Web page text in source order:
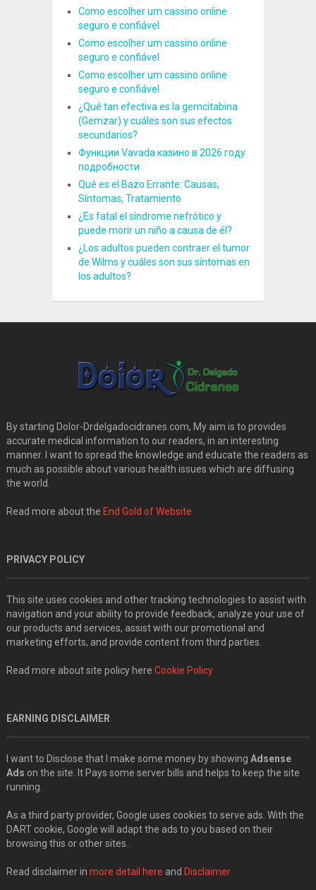
Como escolher um cassino online
seguro e confiável
Como escolher um cassino online
seguro e confiável
Como escolher um cassino online
seguro e confiável
¿Qué tan efectiva es la gemcitabina
(Gemzar) y cuáles son sus efectos
secundarios?
Функции Vavada казино в 2026 году
подробности
Qué es el Bazo Errante: Causas,
Síntomas, Tratamiento
¿Es fatal el síndrome nefrótico y
puede morir un niño a causa de él?
¿Los adultos pueden contraer el tumor
de Wilms y cuáles son sus síntomas en
los adultos?
By starting Dolor-Drdelgadocidranes.com, My aim is to provides
accurate medical information to our readers, in an interesting
manner. I want to spread the knowledge and educate the readers as
much as possible about various health issues which are diffusing
the world.
Read more about the End Gold of Website
PRIVACY POLICY
This site uses cookies and other tracking technologies to assist with
navigation and your ability to provide feedback, analyze your use of
our products and services, assist with our promotional and
marketing efforts, and provide content from third parties.
Read more about site policy here Cookie Policy
EARNING DISCLAIMER
I want to Disclose that I make some money by showing Adsense
Ads on the site. It Pays some server bills and helps to keep the site
running.
As a third party provider, Google uses cookies to serve ads. With the
DART cookie, Google will adapt the ads to you based on their
browsing this or other sites..
Read disclaimer in more detail here and Disclaimer